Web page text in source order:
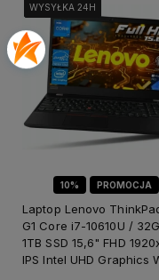
10% PROMOCJA
WYSYŁKA 24H
WYSYŁKA 24H
WYSYŁKA 24H
WYSYŁKA 24H
WYSYŁKA 24H
Laptop Lenovo
G1 Core i7-10610U /
1TB SSD 15,6" FHD
IPS Intel UHD Graphics